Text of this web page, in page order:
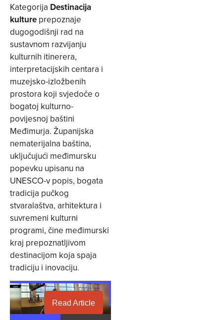
Kategorija Destinacija
kulture prepoznaje
dugogodišnji rad na
sustavnom razvijanju
kulturnih itinerera,
interpretacijskih centara i
muzejsko-izložbenih
prostora koji svjedoče o
bogatoj kulturno-
povijesnoj baštini
Međimurja. Županijska
nematerijalna baština,
uključujući međimursku
popevku upisanu na
UNESCO-v popis, bogata
tradicija pučkog
stvaralaštva, arhitektura i
suvremeni kulturni
programi, čine međimurski
kraj prepoznatljivom
destinacijom koja spaja
tradiciju i inovaciju.
Read Article